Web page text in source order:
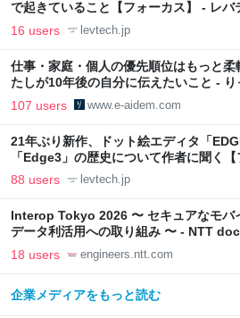
で起きていること【フォーカス】 - レバ
16 users levtech.jp
仕事・家庭・個人の優先順位はもっと
たしが10年後の自分に伝えたいこと -
107 users www.e-aidem.com
21年ぶり新作、ドット絵エディタ「
「Edge3」の歴史について作者に聞く
LAB
88 users levtech.jp
Interop Tokyo 2026 〜 セキュアなモバ
データ利活用への取り組み 〜 - NTT
Engineers' Blog
18 users engineers.ntt.com
企業メディアをもっと読む